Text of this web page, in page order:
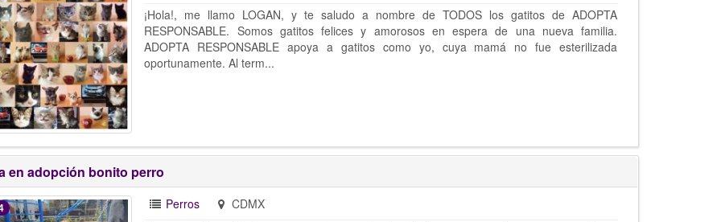
¡Hola!, me llamo LOGAN, y te saludo a nombre de TODOS los gatitos de ADOPTA
RESPONSABLE. Somos gatitos felices y amorosos en espera de una nueva familia.
ADOPTA RESPONSABLE apoya a gatitos como yo, cuya mamá no fue esterilizada
oportunamente. Al term...
en adopción bonito perro
Perros
CDMX